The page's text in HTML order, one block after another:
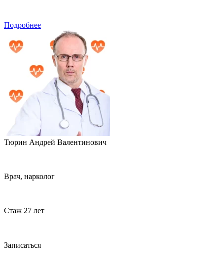
Подробнее
Тюрин Андрей Валентинович
Врач, нарколог
Стаж 27 лет
Записаться